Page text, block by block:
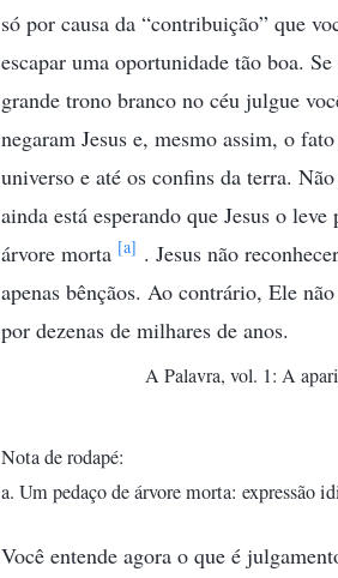
só por causa da “contribuição” que
escapar uma oportunidade tão boa.
grande trono branco no céu julgue
negaram Jesus e, mesmo assim, o
universo e até os confins da terra.
ainda está esperando que Jesus o
árvore morta [a] . Jesus não
apenas bênçãos. Ao contrário, Ele
por dezenas de milhares de anos.
A Palavra, vol. 1: A
Nota de rodapé:
a. Um pedaço de árvore morta: expressão
Você entende agora o que é